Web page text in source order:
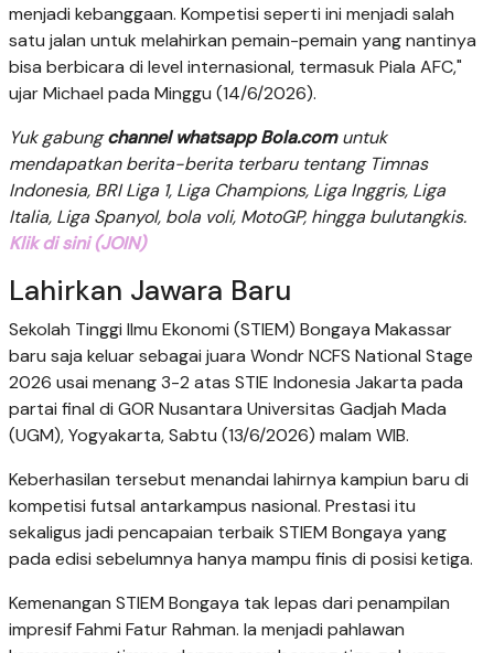
menjadi kebanggaan. Kompetisi seperti ini menjadi salah
satu jalan untuk melahirkan pemain-pemain yang nantinya
bisa berbicara di level internasional, termasuk Piala AFC,"
ujar Michael pada Minggu (14/6/2026).
Yuk gabungchannel whatsapp Bola.comuntuk
mendapatkan berita-berita terbaru tentang Timnas
Indonesia, BRI Liga 1, Liga Champions, Liga Inggris, Liga
Italia, Liga Spanyol, bola voli, MotoGP, hingga bulutangkis.
Klik di sini (JOIN)
Lahirkan Jawara Baru
Sekolah Tinggi Ilmu Ekonomi (STIEM) Bongaya Makassar
baru saja keluar sebagai juara Wondr NCFS National Stage
2026 usai menang 3-2 atas STIE Indonesia Jakarta pada
partai final di GOR Nusantara Universitas Gadjah Mada
(UGM), Yogyakarta, Sabtu (13/6/2026) malam WIB.
Keberhasilan tersebut menandai lahirnya kampiun baru di
kompetisi futsal antarkampus nasional. Prestasi itu
sekaligus jadi pencapaian terbaik STIEM Bongaya yang
pada edisi sebelumnya hanya mampu finis di posisi ketiga.
Kemenangan STIEM Bongaya tak lepas dari penampilan
impresif Fahmi Fatur Rahman. Ia menjadi pahlawan